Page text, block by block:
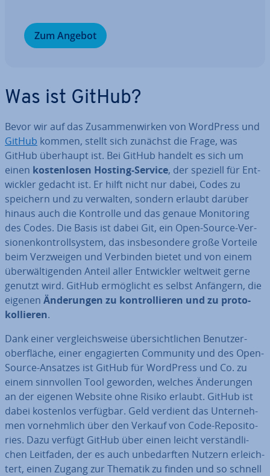
Zum Angebot
Was ist GitHub?
Bevor wir auf das Zu­sam­men­wir­ken von WordPress und
GitHub kommen, stellt sich zunächst die Frage, was
GitHub überhaupt ist. Bei GitHub handelt es sich um
einen kos­ten­lo­sen Hosting-Service, der speziell für Ent­
wick­ler gedacht ist. Er hilft nicht nur dabei, Codes zu
speichern und zu verwalten, sondern erlaubt darüber
hinaus auch die Kontrolle und das genaue Mo­ni­to­ring
des Codes. Die Basis ist dabei Git, ein Open-Source-Ver­
sio­nen­kon­troll­sys­tem, das ins­be­son­de­re große Vorteile
beim Ver­zwei­gen und Verbinden bietet und von einem
über­wäl­ti­gen­den Anteil aller Ent­wick­ler weltweit gerne
genutzt wird. GitHub er­mög­licht es selbst Anfängern, die
eigenen Än­de­run­gen zu kon­trol­lie­ren und zu pro­to­
kol­lie­ren.
Dank einer ver­gleichs­wei­se über­sicht­li­chen Be­nut­zer­
ober­flä­che, einer en­ga­gier­ten Community und des Open-
Source-Ansatzes ist GitHub für WordPress und Co. zu
einem sinn­vol­len Tool geworden, welches Än­de­run­gen
an der eigenen Website ohne Risiko erlaubt. GitHub ist
dabei kostenlos verfügbar. Geld verdient das Un­ter­neh­
men vor­nehm­lich über den Verkauf von Code-Re­po­si­to­
ries. Dazu verfügt GitHub über einen leicht ver­ständ­li­
chen Leitfaden, der es auch un­be­darf­ten Nutzern er­leich­
tert, einen Zugang zur Thematik zu finden und so schnell